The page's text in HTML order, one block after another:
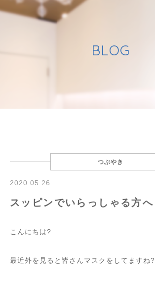
BLOG
つぶやき
2020.05.26
スッピンでいらっしゃる方へ
こんにちは?
最近外を見ると皆さんマスクをしてますね?